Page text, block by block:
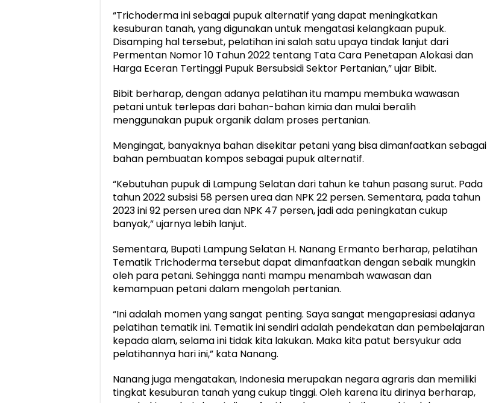
“Trichoderma ini sebagai pupuk alternatif yang dapat meningkatkan
kesuburan tanah, yang digunakan untuk mengatasi kelangkaan pupuk.
Disamping hal tersebut, pelatihan ini salah satu upaya tindak lanjut dari
Permentan Nomor 10 Tahun 2022 tentang Tata Cara Penetapan Alokasi dan
Harga Eceran Tertinggi Pupuk Bersubsidi Sektor Pertanian,” ujar Bibit.
Bibit berharap, dengan adanya pelatihan itu mampu membuka wawasan
petani untuk terlepas dari bahan-bahan kimia dan mulai beralih
menggunakan pupuk organik dalam proses pertanian.
Mengingat, banyaknya bahan disekitar petani yang bisa dimanfaatkan sebagai
bahan pembuatan kompos sebagai pupuk alternatif.
“Kebutuhan pupuk di Lampung Selatan dari tahun ke tahun pasang surut. Pada
tahun 2022 subsisi 58 persen urea dan NPK 22 persen. Sementara, pada tahun
2023 ini 92 persen urea dan NPK 47 persen, jadi ada peningkatan cukup
banyak,” ujarnya lebih lanjut.
Sementara, Bupati Lampung Selatan H. Nanang Ermanto berharap, pelatihan
Tematik Trichoderma tersebut dapat dimanfaatkan dengan sebaik mungkin
oleh para petani. Sehingga nanti mampu menambah wawasan dan
kemampuan petani dalam mengolah pertanian.
“Ini adalah momen yang sangat penting. Saya sangat mengapresiasi adanya
pelatihan tematik ini. Tematik ini sendiri adalah pendekatan dan pembelajaran
kepada alam, selama ini tidak kita lakukan. Maka kita patut bersyukur ada
pelatihannya hari ini,” kata Nanang.
Nanang juga mengatakan, Indonesia merupakan negara agraris dan memiliki
tingkat kesuburan tanah yang cukup tinggi. Oleh karena itu dirinya berharap,